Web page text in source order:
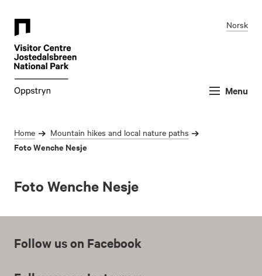
Norsk
Menu
Home Mountain hikes and local nature paths
Foto Wenche Nesje
Foto Wenche Nesje
Follow us on Facebook